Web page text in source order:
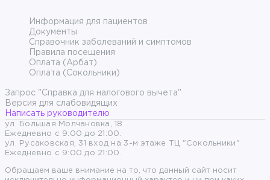
Информация для пациентов
Документы
Справочник заболеваний и симптомов
Правила посещения
Оплата (Арбат)
Оплата (Сокольники)
Запрос "Справка для налогового вычета"
Версия для слабовидящих
Написать руководителю
ул. Большая Молчановка, 18
Ежедневно с 9:00 до 21:00.
ул. Русаковская, 31 вход на 3-м этаже ТЦ "Сокольники"
Ежедневно с 9:00 до 21:00.
Обращаем ваше внимание на то, что данный сайт носит